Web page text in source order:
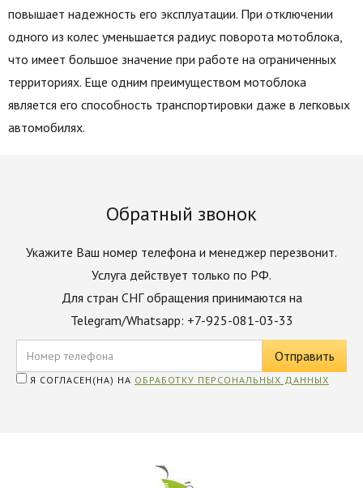
повышает надежность его эксплуатации. При отключении
одного из колес уменьшается радиус поворота мотоблока,
что имеет большое значение при работе на ограниченных
территориях. Еще одним преимуществом мотоблока
является его способность транспортировки даже в легковых
автомобилях.
Обратный звонок
Укажите Ваш номер телефона и менеджер перезвонит.
Услуга действует только по РФ.
Для стран СНГ обращения принимаются на
Telegram/Whatsapp: +7-925-081-03-33
Я СОГЛАСЕН(НА) НА ОБРАБОТКУ ПЕРСОНАЛЬНЫХ ДАННЫХ